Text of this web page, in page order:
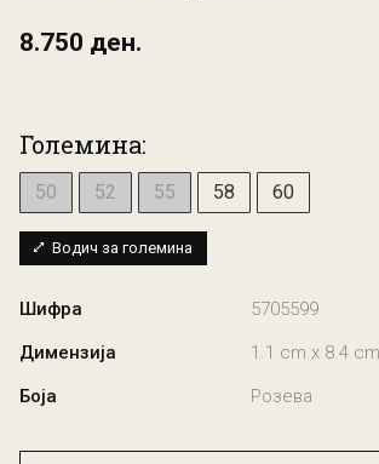
8.750 ден.
Големина:
50 52 55 58 60
Водич за големина
Шифра
5705599
Димензија
1.1 cm x 8.4
Боја
Розева